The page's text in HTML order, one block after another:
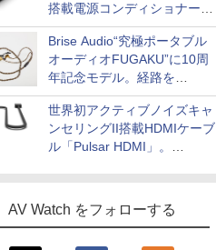
搭載電源コンディショナー
「AC iPurifier2」
Brise Audio“究極ポータブル
オーディオFUGAKU”に10周
年記念モデル。経路を
NISHIKIで統一。400万円
世界初アクティブノイズキャ
ンセリングII搭載HDMIケーブ
ル「Pulsar HDMI」。
AV Watch をフォローする